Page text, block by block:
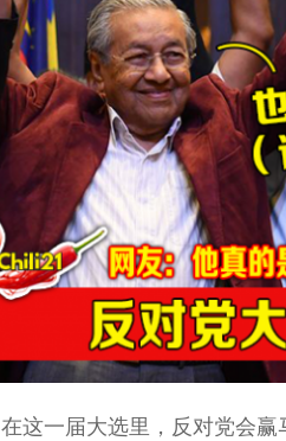
在这一届大选里，反对党会赢